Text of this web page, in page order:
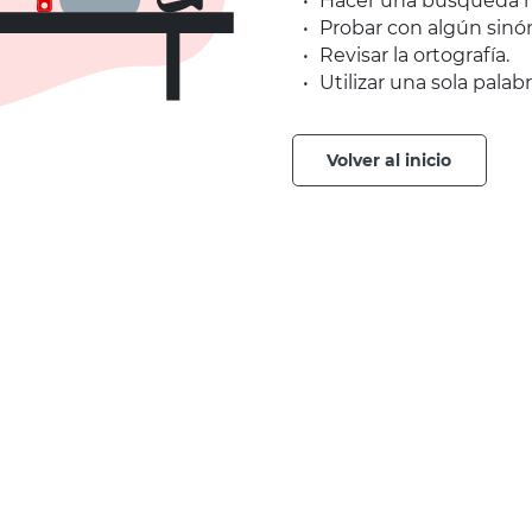
Probar con algún
Revisar la ortografía.
Utilizar una sola
volver al inicio